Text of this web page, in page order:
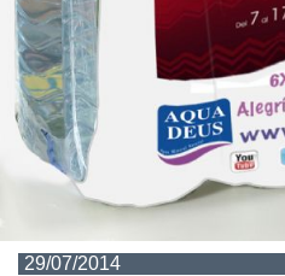
29/07/2014